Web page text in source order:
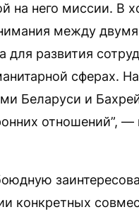
на него миссии. В
между
для развития
сферах.
Беларуси и
отношений”, —
конкретных